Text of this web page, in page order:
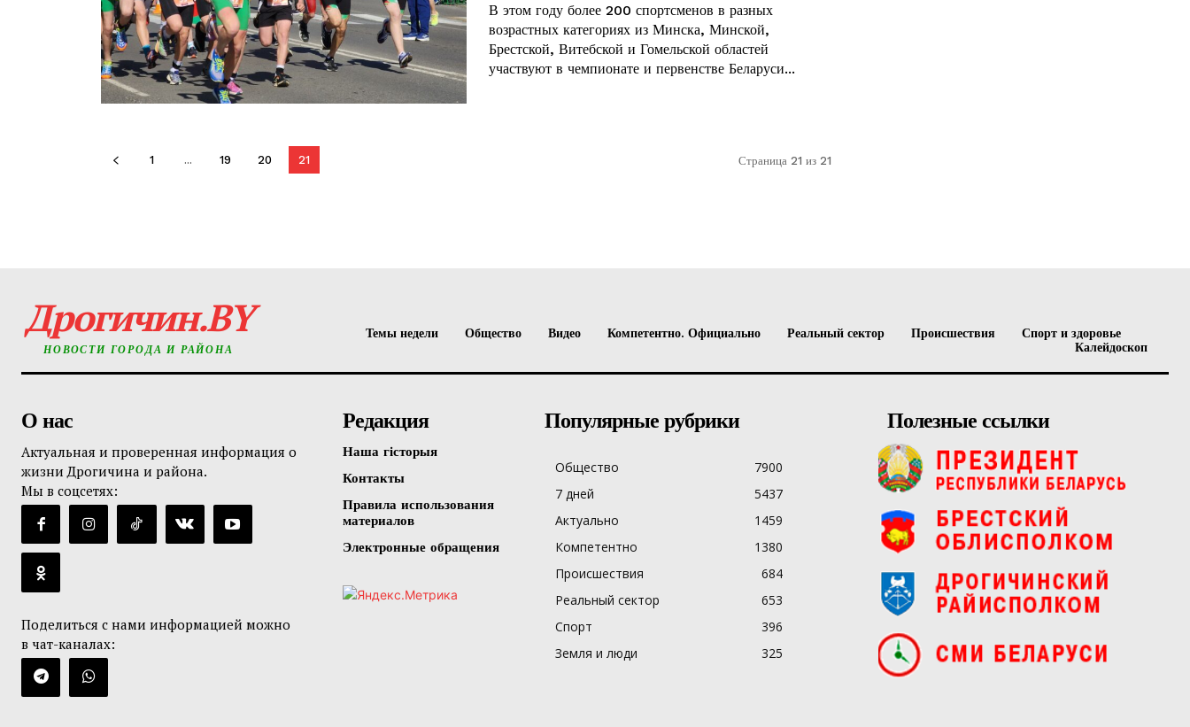
В этом году более 200 спортсменов в разных
возрастных категориях из Минска, Минской,
Брестской, Витебской и Гомельской областей
участвуют в чемпионате и первенстве Беларуси...
1 ... 19 20 21 Страница 21 из 21
Дрогичин.BY
НОВОСТИ ГОРОДА И РАЙОНА
Темы недели Общество Видео Компетентно. Официально Реальный сектор Происшествия
Спорт и здоровье
Калейдоскоп
О нас
Актуальная и проверенная информация о
жизни Дрогичина и района.
Мы в соцсетях:
Поделиться с нами информацией можно
в чат-каналах:
Редакция
Наша гісторыя
Контакты
Правила использования
материалов
Электронные обращения
Популярные рубрики
Общество
7900
7 дней
5437
Актуально
1459
Компетентно
1380
Происшествия
684
Реальный сектор
653
Спорт
396
Земля и люди
325
Полезные ссылки